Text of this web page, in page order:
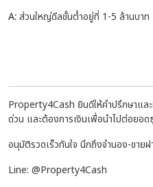
A:ส่วนใหญ่ดีลขั้นต่ำอยู่ที่ 1-5 ล้านบา
Property4Cash ยินดีให้คำปรึกษาแล
ด่วน และต้องการเงินเพื่อนำไปต่อยอด
อนุมัติรวดเร็วทันใจ นึกถึงจำนอง-ขา
Line: @Property4Cash